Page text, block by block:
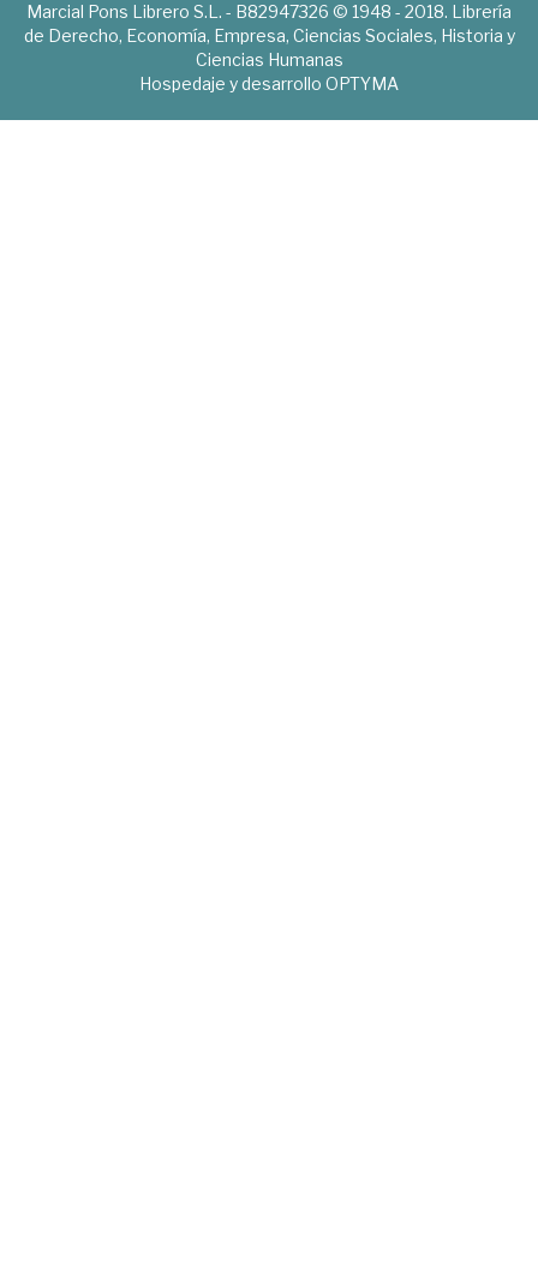
Marcial Pons Librero S.L. - B82947326 © 1948 - 2018. Librería
de Derecho, Economía, Empresa, Ciencias Sociales, Historia y
Ciencias Humanas
Hospedaje y desarrollo OPTYMA